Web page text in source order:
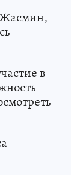
Жасмин,
в